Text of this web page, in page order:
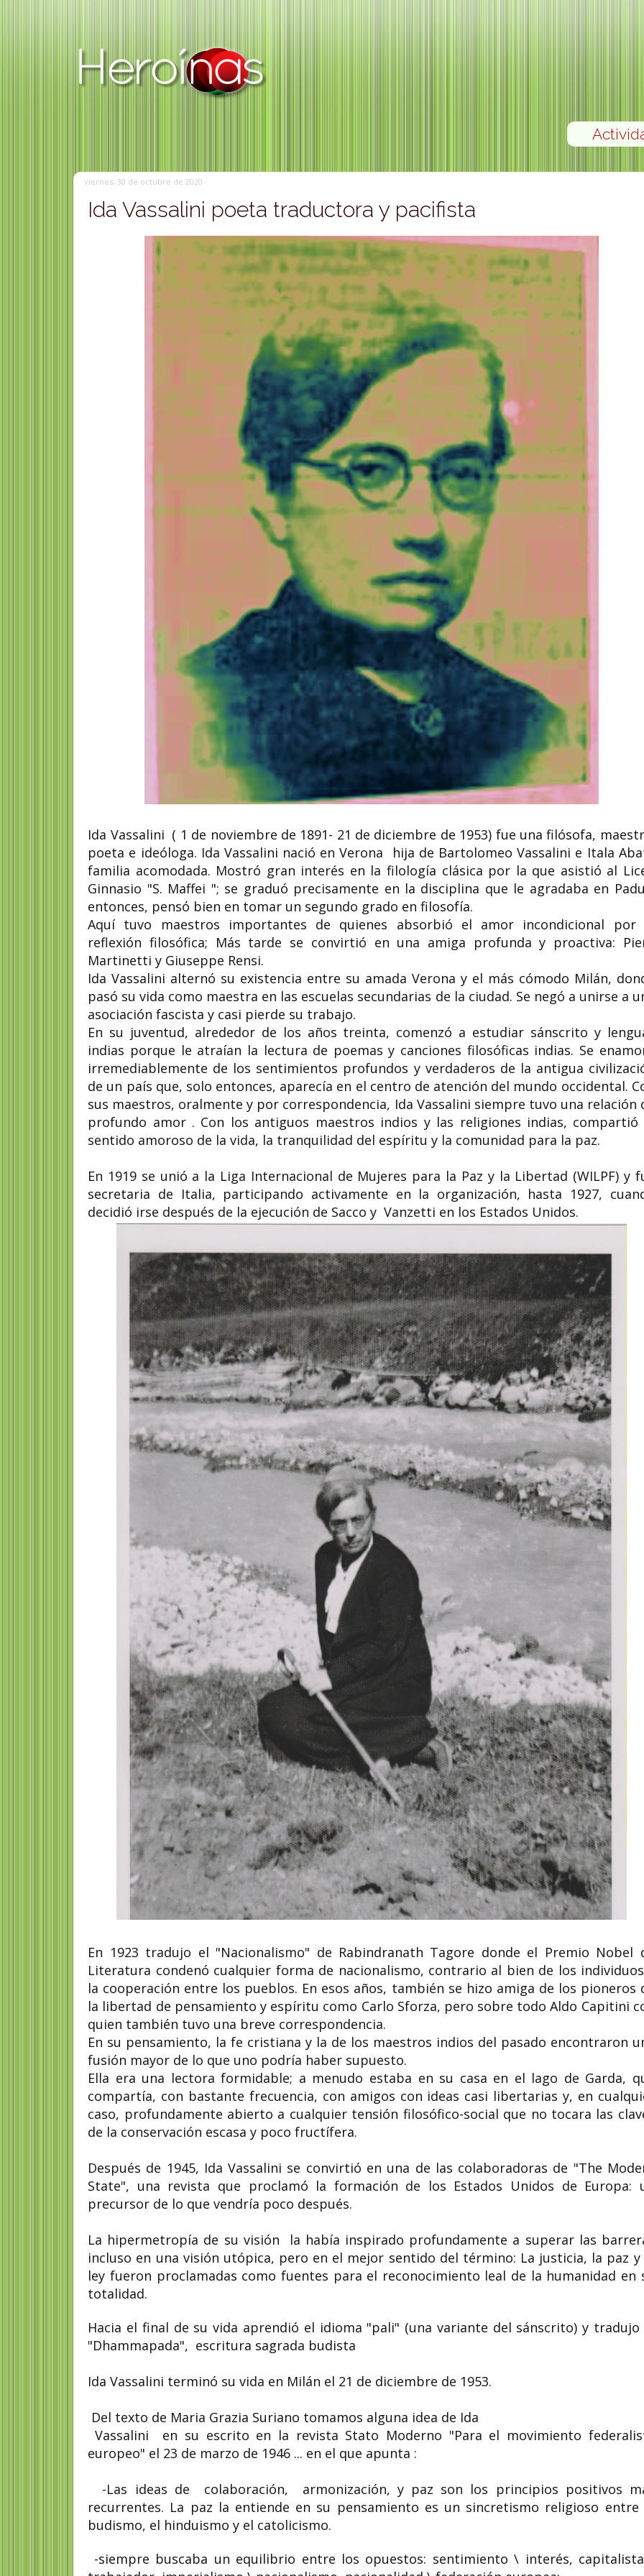
viernes, 30 de octubre de 2020
Ida Vassalini poeta traductora y pacifista
Ida Vassalini ( 1 de noviembre de 1891- 21 de diciembre de 1953) fue una filósofa,
poeta e ideóloga. Ida Vassalini nació en Verona hija de Bartolomeo Vassalini e Itala
familia acomodada. Mostró gran interés en la filología clásica por la que asistió al
Ginnasio "S. Maffei "; se graduó precisamente en la disciplina que le agradaba en
entonces, pensó bien en tomar un segundo grado en filosofía.
Aquí tuvo maestros importantes de quienes absorbió el amor incondicional por
reflexión filosófica; Más tarde se convirtió en una amiga profunda y proactiva:
Martinetti y Giuseppe Rensi.
Ida Vassalini alternó su existencia entre su amada Verona y el más cómodo Milán,
pasó su vida como maestra en las escuelas secundarias de la ciudad. Se negó a unirse a
asociación fascista y casi pierde su trabajo.
En su juventud, alrededor de los años treinta, comenzó a estudiar sánscrito y
indias porque le atraían la lectura de poemas y canciones filosóficas indias. Se
irremediablemente de los sentimientos profundos y verdaderos de la antigua
de un país que, solo entonces, aparecía en el centro de atención del mundo occidental.
sus maestros, oralmente y por correspondencia, Ida Vassalini siempre tuvo una relación
profundo amor . Con los antiguos maestros indios y las religiones indias, compartió
sentido amoroso de la vida, la tranquilidad del espíritu y la comunidad para la paz.
En 1919 se unió a la Liga Internacional de Mujeres para la Paz y la Libertad (WILPF) y
secretaria de Italia, participando activamente en la organización, hasta 1927,
decidió irse después de la ejecución de Sacco y Vanzetti en los Estados Unidos.
En 1923 tradujo el "Nacionalismo" de Rabindranath Tagore donde el Premio Nobel
Literatura condenó cualquier forma de nacionalismo, contrario al bien de los
la cooperación entre los pueblos. En esos años, también se hizo amiga de los pioneros
la libertad de pensamiento y espíritu como Carlo Sforza, pero sobre todo Aldo Capitini
quien también tuvo una breve correspondencia.
En su pensamiento, la fe cristiana y la de los maestros indios del pasado encontraron
fusión mayor de lo que uno podría haber supuesto.
Ella era una lectora formidable; a menudo estaba en su casa en el lago de Garda,
compartía, con bastante frecuencia, con amigos con ideas casi libertarias y, en
caso, profundamente abierto a cualquier tensión filosófico-social que no tocara las
de la conservación escasa y poco fructífera.
Después de 1945, Ida Vassalini se convirtió en una de las colaboradoras de "The
State", una revista que proclamó la formación de los Estados Unidos de Europa:
precursor de lo que vendría poco después.
La hipermetropía de su visión la había inspirado profundamente a superar las
incluso en una visión utópica, pero en el mejor sentido del término: La justicia, la paz y
ley fueron proclamadas como fuentes para el reconocimiento leal de la humanidad en
totalidad.
Hacia el final de su vida aprendió el idioma "pali" (una variante del sánscrito) y tradujo
"Dhammapada", escritura sagrada budista
Ida Vassalini terminó su vida en Milán el 21 de diciembre de 1953.
Del texto de Maria Grazia Suriano tomamos alguna idea de Ida
Vassalini en su escrito en la revista Stato Moderno "Para el movimiento
europeo" el 23 de marzo de 1946 ... en el que apunta :
-Las ideas de colaboración, armonización, y paz son los principios positivos
recurrentes. La paz la entiende en su pensamiento es un sincretismo religioso entre
budismo, el hinduismo y el catolicismo.
-siempre buscaba un equilibrio entre los opuestos: sentimiento \ interés,
Marion Oblitas Roig
periodista
Marion Oblitas Roig (12 de enero
de 1943- Santa Cruz 19 de junio de...
Kupernik
dramaturga,
traductora rusa
Tatiana Lvovna
Ще́пкина-Купе́рник
OS...